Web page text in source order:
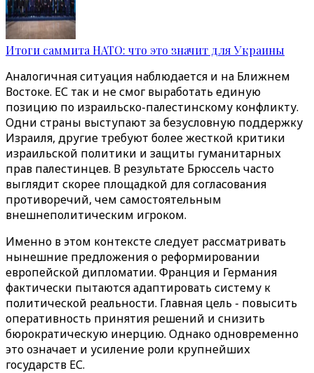
Итоги саммита НАТО: что это значит для Украины
Аналогичная ситуация наблюдается и на Ближнем
Востоке. ЕС так и не смог выработать единую
позицию по израильско-палестинскому конфликту.
Одни страны выступают за безусловную поддержку
Израиля, другие требуют более жесткой критики
израильской политики и защиты гуманитарных
прав палестинцев. В результате Брюссель часто
выглядит скорее площадкой для согласования
противоречий, чем самостоятельным
внешнеполитическим игроком.
Именно в этом контексте следует рассматривать
нынешние предложения о реформировании
европейской дипломатии. Франция и Германия
фактически пытаются адаптировать систему к
политической реальности. Главная цель - повысить
оперативность принятия решений и снизить
бюрократическую инерцию. Однако одновременно
это означает и усиление роли крупнейших
государств ЕС.